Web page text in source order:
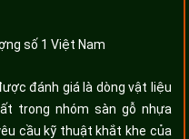
số 1 Việt Nam
đánh giá là dòng vật liệu
trong nhóm sàn gỗ nhựa
cầu kỹ thuật khắt khe của